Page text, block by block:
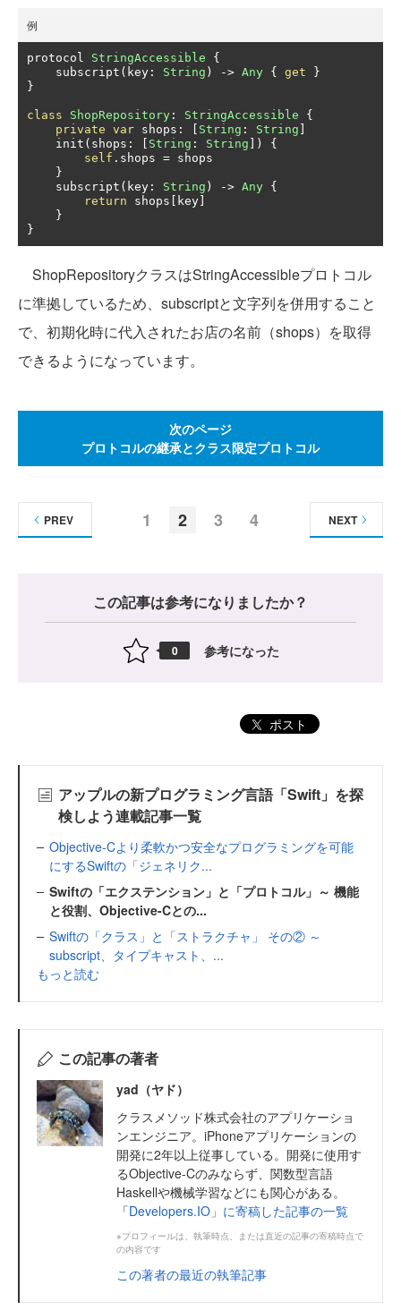
例
protocol StringAccessible
{
    subscript
( key : String ) -> Any { get
}
}
class ShopRepository : StringAccessible
{
private var shops : String : String
    init
( shops : String : String ])
{
self . shops = shops
}
    subscript
( key : String ) -> Any {
return shops key
}
}
ShopRepositoryクラスはStringAccessibleプロトコル
に準拠しているため、subscriptと文字列を併用すること
で、初期化時に代入されたお店の名前（shops）を取得
できるようになっています。
次のページ
プロトコルの継承とクラス限定プロトコル
1 2 3 4
PREV NEXT
この記事は参考になりましたか？
0 参考になった
ポスト
アップルの新プログラミング言語「Swift」を探
検しよう連載記事一覧
Objective-Cより柔軟かつ安全なプログラミングを可能
にするSwiftの「ジェネリク...
Swiftの「エクステンション」と「プロトコル」～ 機能
と役割、Objective-Cとの...
Swiftの「クラス」と「ストラクチャ」 その② ～
subscript、タイプキャスト、...
もっと読む
この記事の著者
yad（ヤド）
クラスメソッド株式会社のアプリケーショ
ンエンジニア。iPhoneアプリケーションの
開発に2年以上従事している。開発に使用す
るObjective-Cのみならず、関数型言語
Haskellや機械学習などにも関心がある。
「Developers.IO」に寄稿した記事の一覧
※プロフィールは、執筆時点、または直近の記事の寄稿時点で
の内容です
この著者の最近の執筆記事